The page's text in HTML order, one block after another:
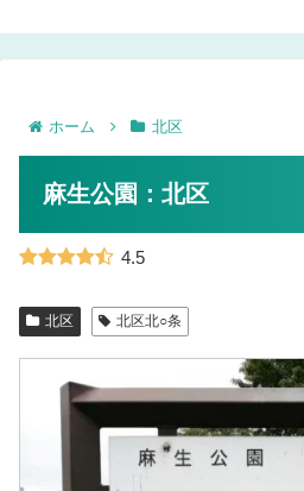
ホーム 北区
麻生公園：北区
4.5
北区 北区北○条